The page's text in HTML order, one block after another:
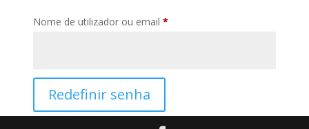
Nome de utilizador ou email *Obrigatório
Redefinir senha